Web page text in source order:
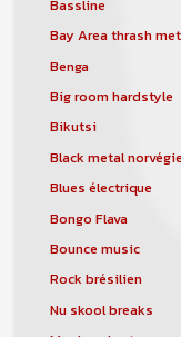
Bassline
Bay Area thrash
Benga
Big room hardstyle
Bikutsi
Black metal
Blues électrique
Bongo Flava
Bounce music
Rock brésilien
Nu skool breaks